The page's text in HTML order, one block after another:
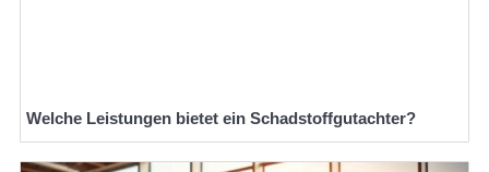
Welche Leistungen bietet ein Schadstoffgutachter?